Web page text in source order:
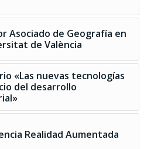
Asociado de Geografía en
de València
«Las nuevas tecnologías
del desarrollo
Realidad Aumentada